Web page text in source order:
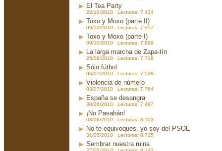
El Tea Party
22/10/2010 Lecturas: 7.434
Toxo y Moxo (parte II)
09/10/2010 Lecturas: 7.957
Toxo y Moxo (parte I)
09/10/2010 Lecturas: 7.899
La larga marcha de Zapa-tín
25/09/2010 Lecturas: 7.719
Sólo fútbol
06/07/2010 Lecturas: 7.528
Violencia de número
03/07/2010 Lecturas: 7.764
España se desangra
30/06/2010 Lecturas: 7.497
¡No Pasabán!
03/06/2010 Lecturas: 8.103
No te equivoques, yo soy del PSOE
31/05/2010 Lecturas: 8.715
Sembrar nuestra ruina